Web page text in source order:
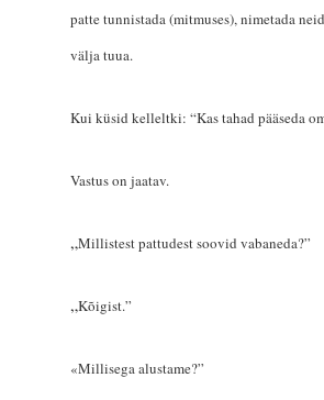
patte tunnistada (mitmuses), nimetada
välja tuua.
Kui küsid kelleltki: “Kas tahad pääseda
Vastus on jaatav.
„Millistest pattudest soovid vabaneda?”
„Kõigist.”
«Millisega alustame?”